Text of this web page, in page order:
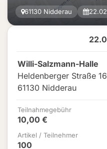
Willi-Salzmann-Halle
Heldenberger Straße 16
61130 Nidderau
Teilnahmegebühr
10,00 €
Artikel / Teilnehmer
100
61130 Nidderau